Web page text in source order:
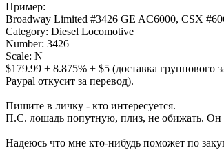
Пример:
Broadway Limited #3426 GE AC6000, CSX
Category: Diesel Locomotive
Number: 3426
Scale: N
$179.99 + 8.875% + $5 (доставка
Paypal откусит за перевод).
Пишите в личку - кто интересуется.
П.С. лошадь попутную, плиз, не обижать. Он
Надеюсь что мне кто-нибудь поможет по